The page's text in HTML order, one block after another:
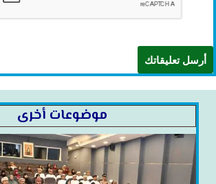
موضوعات أخرى